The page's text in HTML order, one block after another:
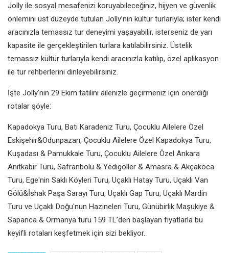
Jolly ile sosyal mesafenizi koruyabileceğiniz, hijyen ve güvenlik
önlemini üst düzeyde tutulan Jolly’nin kültür turlarıyla; ister kendi
aracınızla temassız tur deneyimi yaşayabilir, isterseniz de yarı
kapasite ile gerçekleştirilen turlara katılabilirsiniz. Üstelik
temassız kültür turlarıyla kendi aracınızla katılıp, özel aplikasyon
ile tur rehberlerini dinleyebilirsiniz.
İşte Jolly’nin 29 Ekim tatilini ailenizle geçirmeniz için önerdiği
rotalar şöyle:
Kapadokya Turu, Batı Karadeniz Turu, Çocuklu Ailelere Özel
Eskişehir&Odunpazarı, Çocuklu Ailelere Özel Kapadokya Turu,
Kuşadası & Pamukkale Turu, Çocuklu Ailelere Özel Ankara
Anıtkabir Turu, Safranbolu & Yedigöller & Amasra & Akçakoca
Turu, Ege'nin Saklı Köyleri Turu, Uçaklı Hatay Turu, Uçaklı Van
Gölü&İshak Paşa Sarayı Turu, Uçaklı Gap Turu, Uçaklı Mardin
Turu ve Uçaklı Doğu'nun Hazineleri Turu, Günübirlik Maşukiye &
Sapanca & Ormanya turu 159 TL’den başlayan fiyatlarla bu
keyifli rotaları keşfetmek için sizi bekliyor.